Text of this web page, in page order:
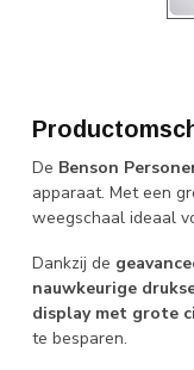
De Benson
apparaat. Met een
weegschaal ideaal
Dankzij de
nauwkeurige
display met grote
te besparen.